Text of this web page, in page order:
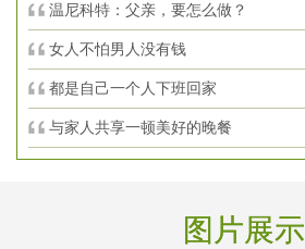
温尼科特：父亲，要怎么做？
女人不怕男人没有钱
都是自己一个人下班回家
与家人共享一顿美好的晚餐
图片展示